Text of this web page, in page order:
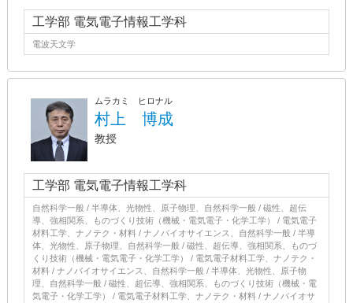
工学部 電気電子情報工学科
電波天文学
ムラカミ ヒロナル
村上 博成
教授
工学部 電気電子情報工学科
自然科学一般 / 半導体、光物性、原子物理、自然科学一般 / 磁性、超伝
導、強相関系、ものづくり技術（機械・電気電子・化学工学） / 電気電子
材料工学、ナノテク・材料 / ナノバイオサイエンス、自然科学一般 / 半導
体、光物性、原子物理、自然科学一般 / 磁性、超伝導、強相関系、ものづ
くり技術（機械・電気電子・化学工学） / 電気電子材料工学、ナノテク・
材料 / ナノバイオサイエンス、自然科学一般 / 半導体、光物性、原子物
理、自然科学一般 / 磁性、超伝導、強相関系、ものづくり技術（機械・電
気電子・化学工学） / 電気電子材料工学、ナノテク・材料 / ナノバイオサ